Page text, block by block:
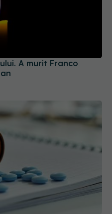
A murit Franco